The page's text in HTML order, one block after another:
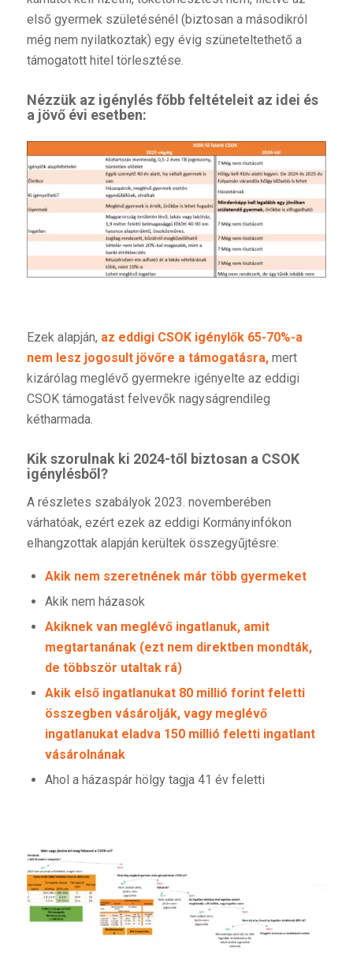
első gyermek születésénél (biztosan a másodikról
még nem nyilatkoztak) egy évig szüneteltethető a
támogatott hitel törlesztése.
Nézzük az igénylés főbb feltételeit az idei és
a jövő évi esetben:
Ezek alapján, az eddigi CSOK igénylők 65-70%-a
nem lesz jogosult jövőre a támogatásra,mert
kizárólag meglévő gyermekre igényelte az eddigi
CSOK támogatást felvevők nagyságrendileg
kétharmada.
Kik szorulnak ki 2024-től biztosan a CSOK
igénylésből?
A részletes szabályok 2023. novemberében
várhatóak, ezért ezek az eddigi Kormányinfókon
elhangzottak alapján kerültek összegyűjtésre:
Akik nem szeretnének már több gyermeket
Akik nem házasok
Akiknek van meglévő ingatlanuk, amit
megtartanának (ezt nem direktben mondták,
de többször utaltak rá)
Akik első ingatlanukat 80 millió forint feletti
összegben vásárolják, vagy meglévő
ingatlanukat eladva 150 millió feletti ingatlant
vásárolnának
Ahol a házaspár hölgy tagja 41 év feletti